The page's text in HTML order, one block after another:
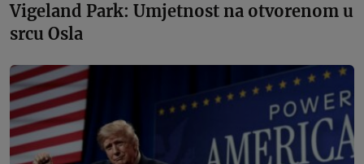
Vigeland Park: Umjetnost na otvorenom u
srcu Osla